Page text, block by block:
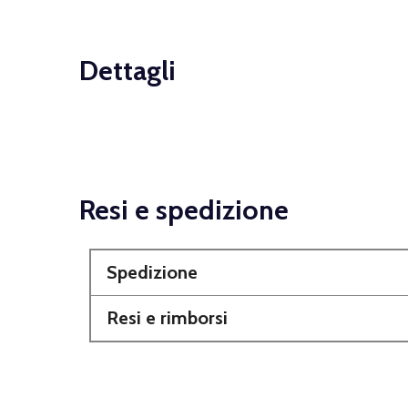
Dettagli
Resi e spedizione
Spedizione
Resi e rimborsi